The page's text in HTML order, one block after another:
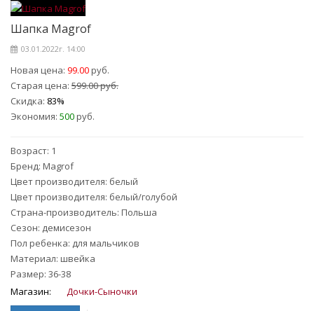
Шапка Magrof
03.01.2022г. 14:00
Новая цена: 99.00руб.
Старая цена: 599.00 руб.
Скидка: 83%
Экономия: 500руб.
Возраст: 1
Бренд: Magrof
Цвет производителя: белый
Цвет производителя: белый/голубой
Страна-производитель: Польша
Сезон: демисезон
Пол ребенка: для мальчиков
Материал: швейка
Размер: 36-38
Магазин:
Дочки-Сыночки